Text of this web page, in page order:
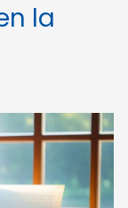
la